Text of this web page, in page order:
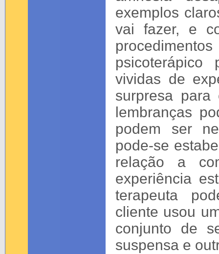
exemplos
vai fazer, e
psicoterápico
vividas de
surpresa
lembranças
podem ser
pode-se
relação a
experiência
terapeuta
cliente usou
conjunto de
suspensa e